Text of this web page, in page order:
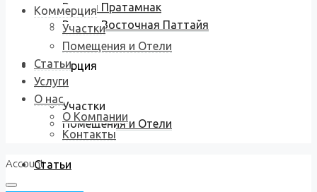
Виллы Пратамнак
Виллы Восточная Паттайя
Коммерция
Участки
Помещения и Отели
Статьи
Коммерция
Участки
Помещения и Отели
Статьи
Услуги
О нас
О Компании
Контакты
Account